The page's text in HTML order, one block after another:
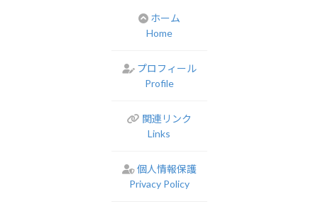
ホーム
Home
プロフィール
Profile
関連リンク
Links
個人情報保護
Privacy Policy